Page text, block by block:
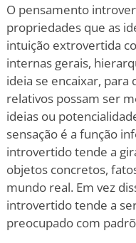
O pensamento
propriedades que as
intuição extrovertida
internas gerais,
ideia se encaixar, para
relativos possam ser
ideias ou
sensação é a função
introvertido tende a
objetos concretos,
mundo real. Em vez
introvertido tende a
preocupado com